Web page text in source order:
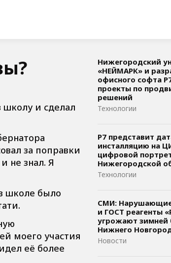
школу и сделал
за поправки
не знал. Я
школе было
моего участия
её более
Нижегородский
«НЕЙМАРК» и
офисного софта
проекты по
решений
Технологии
Р7 представит
инсталляцию на
цифровой
Нижегородской
Технологии
СМИ: Нарушающие
и ГОСТ реагенты
угрожают зимней
Нижнего
Новости